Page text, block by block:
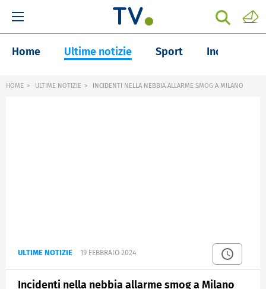
Home Ultime notizie Sport Inchieste
HOME ULTIME NOTIZIE INCIDENTI NELLA NEBBIA ALLARME SMOG A MILANO
ULTIME NOTIZIE 19 FEBBRAIO 2024
Incidenti nella nebbia allarme smog a Milano